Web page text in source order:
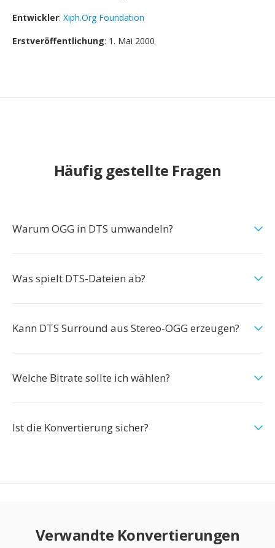
Entwickler: Xiph.Org Foundation
Erstveröffentlichung: 1. Mai 2000
Häufig gestellte Fragen
Warum OGG in DTS umwandeln?
Was spielt DTS-Dateien ab?
Kann DTS Surround aus Stereo-OGG erzeugen?
Welche Bitrate sollte ich wählen?
Ist die Konvertierung sicher?
Verwandte Konvertierungen